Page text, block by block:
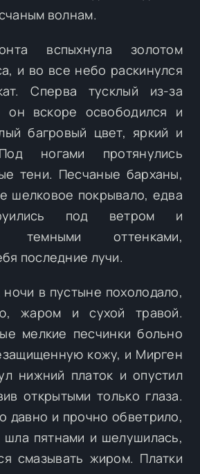
волнам.
вспыхнула золотом
и во все небо раскинулся
Сперва тусклый из-за
он вскоре освободился и
багровый цвет, яркий и
ногами протянулись
тени. Песчаные барханы,
шелковое покрывало, едва
под ветром и
темными оттенками,
последние лучи.
в пустыне похолодало,
жаром и сухой травой.
мелкие песчинки больно
кожу, и Мирген
нижний платок и опустил
открытыми только глаза.
давно и прочно обветрило,
пятнами и шелушилась,
смазывать жиром. Платки